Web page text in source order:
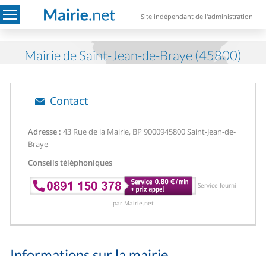
Site indépendant de l'administration
Mairie de Saint-Jean-de-Braye (45800)
Contact
Adresse : 43 Rue de la Mairie, BP 9000945800 Saint-Jean-de-
Braye
Conseils téléphoniques
Service fourni
par Mairie.net